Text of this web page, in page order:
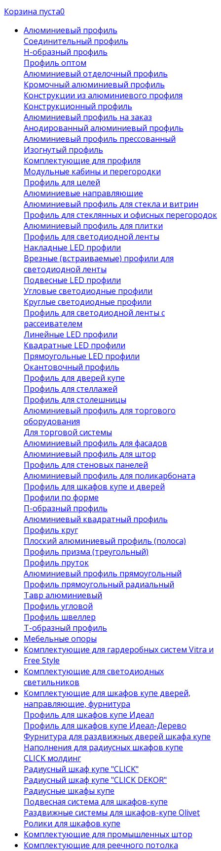
Корзина пуста0
Алюминиевый профиль
Соединительный профиль
Н-образный профиль
Профиль оптом
Алюминиевый отделочный профиль
Кромочный алюминиевый профиль
Конструкции из алюминиевого профиля
Конструкционный профиль
Алюминиевый профиль на заказ
Анодированный алюминиевый профиль
Алюминиевый профиль прессованный
Изогнутый профиль
Комплектующие для профиля
Модульные кабины и перегородки
Профиль для целей
Алюминиевые направляющие
Алюминиевый профиль для стекла и витрин
Профиль для стеклянных и офисных перегородок
Алюминиевый профиль для плитки
Профиль для светодиодной ленты
Накладные LED профили
Врезные (встраиваемые) профили для
светодиодной ленты
Подвесные LED профили
Угловые светодиодные профили
Круглые светодиодные профили
Профиль для светодиодной ленты с
рассеивателем
Линейные LED профили
Квадратные LED профили
Прямоугольные LED профили
Окантовочный профиль
Профиль для дверей купе
Профиль для стеллажей
Профиль для столешницы
Алюминиевый профиль для торгового
оборудования
Для торговой системы
Алюминиевый профиль для фасадов
Алюминиевый профиль для штор
Профиль для стеновых панелей
Алюминиевый профиль для поликарбоната
Профиль для шкафов купе и дверей
Профили по форме
П-образный профиль
Алюминиевый квадратный профиль
Профиль круг
Плоский алюминиевый профиль (полоса)
Профиль призма (треугольный)
Профиль пруток
Алюминиевый профиль прямоугольный
Профиль прямоугольный радиальный
Тавр алюминиевый
Профиль угловой
Профиль швеллер
Т-образный профиль
Мебельные опоры
Комплектующие для гардеробных систем Vitra и
Free Style
Комплектующие для светодиодных
светильников
Комплектующие для шкафов купе дверей,
направляющие, фурнитура
Профиль для шкафов купе Идеал
Профиль для шкафов купе Идеал-Дерево
Фурнитура для раздвижных дверей шкафа купе
Наполнения для радиусных шкафов купе
CLICK молдинг
Радиусный шкаф купе "CLICK"
Радиусный шкаф купе "CLICK DEKOR"
Радиусные шкафы купе
Подвесная система для шкафов-купе
Раздвижные системы для шкафов-купе Olivet
Ролики для шкафов купе
Комплектующие для промышленных штор
Комплектующие для реечного потолка